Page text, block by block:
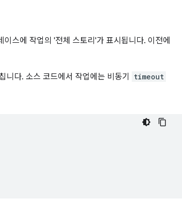
스에 작업의 '전체 스토리'가 표시됩니다. 이전에
니다. 소스 코드에서 작업에는 비동기 timeout